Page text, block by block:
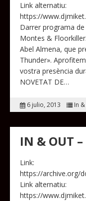
Link alternatiu:
https://
Darrer programa
Montes &
Abel Almena, que
Thunder».
vostra presència
NOVETAT DE…
6 julio, 2013 In
IN & OUT
Link:
https://archive.org/
Link alternatiu:
https://